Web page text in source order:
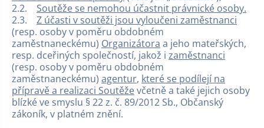
2.2. Soutěže se nemohou účastnit právnické osoby.
2.3. Z účasti v soutěži jsou vyloučeni zaměstnanci
(resp. osoby v poměru obdobném
zaměstnaneckému) Organizátora a jeho mateřských,
resp. dceřiných společností, jakož i zaměstnanci
(resp. osoby v poměru obdobném
zaměstnaneckému) agentur, které se podílejí na
přípravě a realizaci Soutěževčetně a také jejich osoby
blízké ve smyslu § 22 z. č. 89/2012 Sb., Občanský
zákoník, v platném znění.